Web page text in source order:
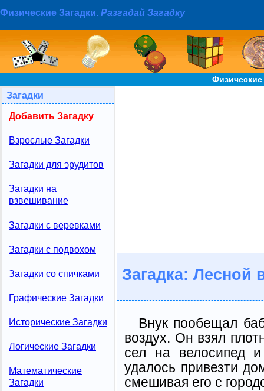
Физические Загадки. Разгадай Загадку
Загадки
Добавить Загадку
Взрослые Загадки
Загадки для эрудитов
Загадки на
взвешивание
Загадки с веревками
Загадки с подвохом
Загадки со спичками
Графические Загадки
Исторические Загадки
Логические Загадки
Математические
Загадки
Загадка: Лесной
Внук пообещал
воздух. Он взял
сел на велосипед
удалось привезти
смешивая его с